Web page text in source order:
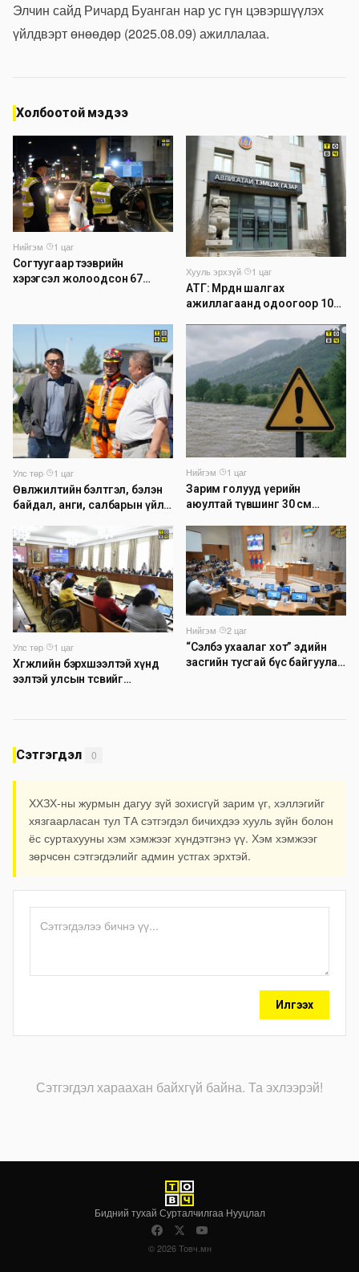
Элчин сайд Ричард Буанган нар ус гүн цэвэршүүлэх
үйлдвэрт өнөөдөр (2025.08.09) ажиллалаа.
Холбоотой мэдээ
Нийгэм·
1 цаг
Согтуугаар тээврийн
хэрэгсэл жолоодсон 67
Хууль эрхзүй·
1 цаг
АТГ: Мөрдөн шалгах
ажиллагаанд одоогоор 1026
Улс төр·
1 цаг
Өвөлжилтийн бэлтгэл, бэлэн
байдал, анги, салбарын үйл
Нийгэм·
1 цаг
Зарим голууд үерийн
аюултай түвшинг 30 см
Улс төр·
1 цаг
Хөгжлийн бэрхшээлтэй хүнд
ээлтэй улсын төсвийг
Нийгэм·
2 цаг
“Сэлбэ ухаалаг хот” эдийн
засгийн тусгай бүс байгуулах
Сэтгэгдэл 0
ХХЗХ-ны журмын дагуу зүй зохисгүй зарим үг, хэллэгийг
хязгаарласан тул ТА сэтгэгдэл бичихдээ хууль зүйн болон
ёс суртахууны хэм хэмжээг хүндэтгэнэ үү. Хэм хэмжээг
зөрчсөн сэтгэгдэлийг админ устгах эрхтэй.
Илгээх
Сэтгэгдэл хараахан байхгүй байна. Та эхлээрэй!
Бидний тухай·Сурталчилгаа·Нууцлал
© 2026 Товч.мн